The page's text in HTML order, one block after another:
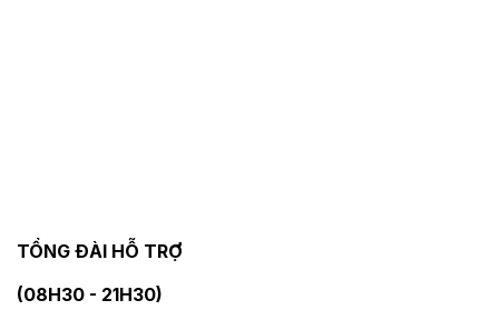
TỔNG ĐÀI HỖ TRỢ
(08H30 - 21H30)